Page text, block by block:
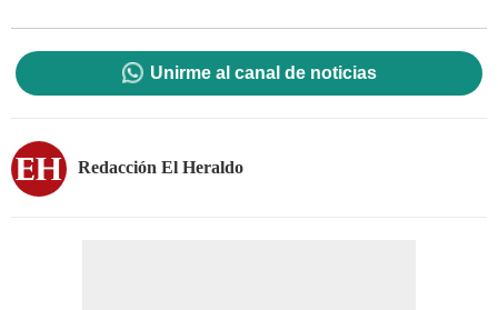
Unirme al canal de noticias
Redacción El Heraldo